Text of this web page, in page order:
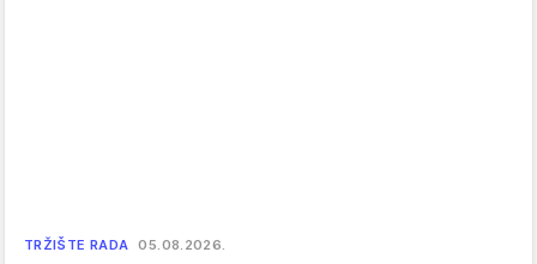
TRŽIŠTE RADA 05.08.2026.